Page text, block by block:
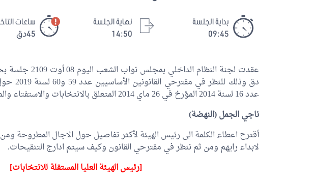
بداية الجلسة
09:45
نهاية الجلسة
14:50
ساعات
45دق
دق وذلك
عدد 16 لسنة 2014 المؤرخ في 26 ماي 2014 المتعلق بالانتخابات والاستفتاء والمصادقة عليهما.
ناجي الجمل(النهضة)
أقترح اعطاء الكلمة الى رئيس الهيئة لأكثر تفاصيل حول الاجال المطروحة ومن
لابداء رايهم ومن ثم ننظر في مقترحي القانون وكيف سيتم ادارج التنقيحات.
[رئيس الهيئة العليا المستقلة للانتخابات]